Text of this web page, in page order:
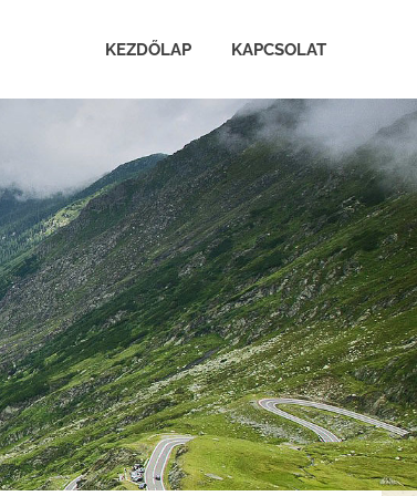
KEZDŐLAP KAPCSOLAT